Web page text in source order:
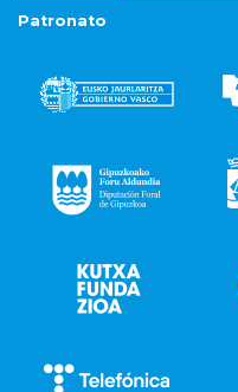
Patronato